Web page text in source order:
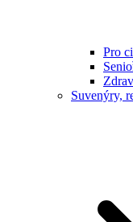
Pro
Suvenýry,